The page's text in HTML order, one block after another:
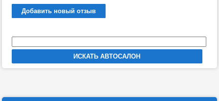
Добавить новый отзыв